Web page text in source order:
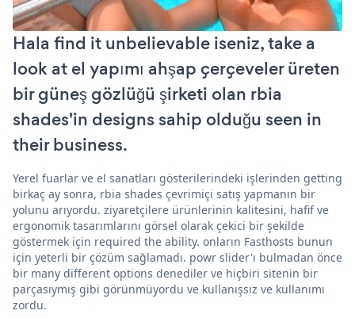
Hala find it unbelievable iseniz, take a
look at el yapımı ahşap çerçeveler üreten
bir güneş gözlüğü şirketi olan rbia
shades'in designs sahip olduğu seen in
their business.
Yerel fuarlar ve el sanatları gösterilerindeki işlerinden getting
birkaç ay sonra, rbia shades çevrimiçi satış yapmanın bir
yolunu arıyordu. ziyaretçilere ürünlerinin kalitesini, hafif ve
ergonomik tasarımlarını görsel olarak çekici bir şekilde
göstermek için required the ability. onların Fasthosts bunun
için yeterli bir çözüm sağlamadı. powr slider'ı bulmadan önce
bir many different options denediler ve hiçbiri sitenin bir
parçasıymış gibi görünmüyordu ve kullanışsız ve kullanımı
zordu.